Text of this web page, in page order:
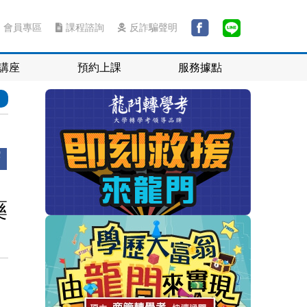
會員專區 課程諮詢 反詐騙聲明
座 預約上課 服務據點